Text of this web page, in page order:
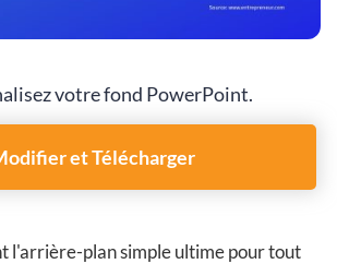
votre fond PowerPoint.
et Télécharger
l'arrière-plan simple ultime pour tout